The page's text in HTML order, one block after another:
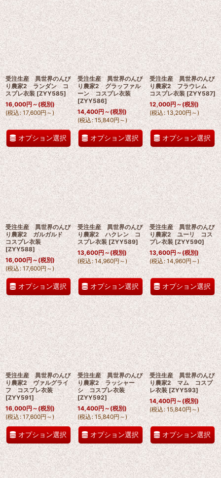
受注生産 異世界のんび
り農家2 ランダン コ
スプレ衣装 [ZYY585]
16,000円～(税別)
(税込: 17,600円～)
オプション選択
受注生産 異世界のんび
り農家2 グラッファル
ーン コスプレ衣装
[ZYY586]
14,400円～(税別)
(税込: 15,840円～)
オプション選択
受注生産 異世界のんび
り農家2 フラウレム
コスプレ衣装 [ZYY587]
12,000円～(税別)
(税込: 13,200円～)
オプション選択
受注生産 異世界のんび
り農家2 ガルガルド
コスプレ衣装
[ZYY588]
16,000円～(税別)
(税込: 17,600円～)
オプション選択
受注生産 異世界のんび
り農家2 ハクレン コ
スプレ衣装 [ZYY589]
13,600円～(税別)
(税込: 14,960円～)
オプション選択
受注生産 異世界のんび
り農家2 ユーリ コス
プレ衣装 [ZYY590]
13,600円～(税別)
(税込: 14,960円～)
オプション選択
受注生産 異世界のんび
り農家2 ヴァルグライ
フ コスプレ衣装
[ZYY591]
16,000円～(税別)
(税込: 17,600円～)
オプション選択
受注生産 異世界のんび
り農家2 ラッシャー
シ コスプレ衣装
[ZYY592]
14,400円～(税別)
(税込: 15,840円～)
オプション選択
受注生産 異世界のんび
り農家2 マム コスプ
レ衣装 [ZYY593]
14,400円～(税別)
(税込: 15,840円～)
オプション選択